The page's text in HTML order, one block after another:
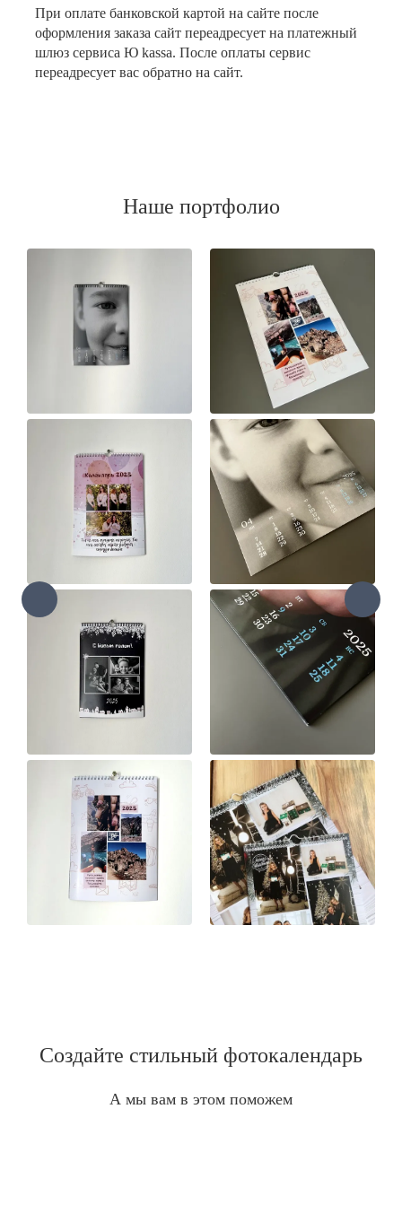
При оплате банковской картой на сайте после
оформления заказа сайт переадресует на платежный
шлюз сервиса Ю kassa. После оплаты сервис
переадресует вас обратно на сайт.
Наше портфолио
Создайте стильный фотокалендарь
А мы вам в этом поможем